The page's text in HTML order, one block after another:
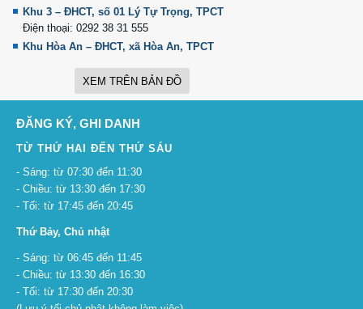
Khu 3 – ĐHCT, số 01 Lý Tự Trọng, TPCT
Điện thoại: 0292 38 31 555
Khu Hòa An – ĐHCT, xã Hòa An, TPCT
XEM TRÊN BẢN ĐỒ
ĐĂNG KÝ, GHI DANH
TỪ THỨ HAI ĐẾN THỨ SÁU
- Sáng: từ 07:30 đến 11:30
- Chiều: từ 13:30 đến 17:30
- Tối: từ 17:45 đến 20:45
Thứ Bảy, Chủ nhật
- Sáng: từ 06:45 đến 11:45
- Chiều: từ 13:30 đến 16:30
- Tối: từ 17:30 đến 20:30